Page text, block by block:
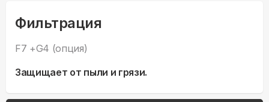
Фильтрация
F7 +G4 (опция)
Защищает от пыли и грязи.